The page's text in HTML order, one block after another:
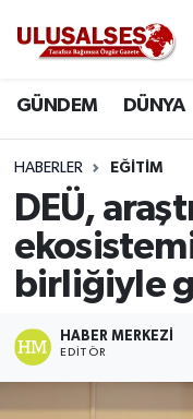
GÜNDEM DÜNYA
HABERLER EĞİTİM
DEÜ,
birliğiyle
HABER MERKEZI
EDITÖR
DÜNYA
SİYASET
EKONOMİ
EĞİTİM
SAĞLIK
Trafik Durumu
Süper Lig Puan
Tüm Manşetler
Son Dakika
Haber Arşivi